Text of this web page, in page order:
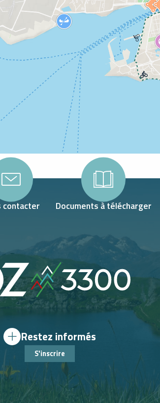
contacter Documents à télécharger
Restez informés
S'inscrire